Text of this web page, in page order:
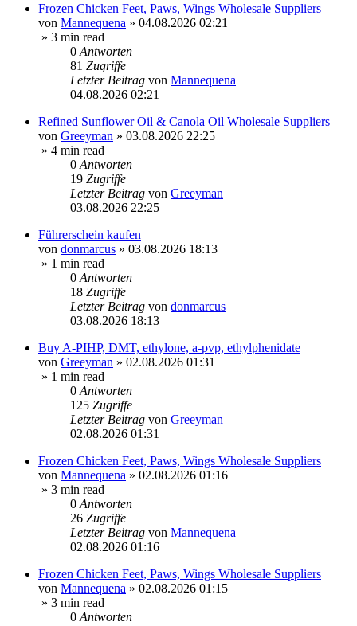
Frozen Chicken Feet, Paws, Wings Wholesale Suppliers
von Mannequena » 04.08.2026 02:21
» 3 min read
0 Antworten
81 Zugriffe
Letzter Beitrag von Mannequena
04.08.2026 02:21
Refined Sunflower Oil & Canola Oil Wholesale Suppliers
von Greeyman » 03.08.2026 22:25
» 4 min read
0 Antworten
19 Zugriffe
Letzter Beitrag von Greeyman
03.08.2026 22:25
Führerschein kaufen
von donmarcus » 03.08.2026 18:13
» 1 min read
0 Antworten
18 Zugriffe
Letzter Beitrag von donmarcus
03.08.2026 18:13
Buy A-PIHP, DMT, ethylone, a-pvp, ethylphenidate
von Greeyman » 02.08.2026 01:31
» 1 min read
0 Antworten
125 Zugriffe
Letzter Beitrag von Greeyman
02.08.2026 01:31
Frozen Chicken Feet, Paws, Wings Wholesale Suppliers
von Mannequena » 02.08.2026 01:16
» 3 min read
0 Antworten
26 Zugriffe
Letzter Beitrag von Mannequena
02.08.2026 01:16
Frozen Chicken Feet, Paws, Wings Wholesale Suppliers
von Mannequena » 02.08.2026 01:15
» 3 min read
0 Antworten